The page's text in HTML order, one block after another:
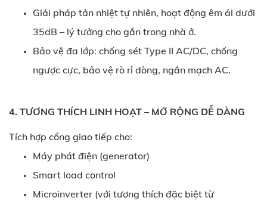
Giải pháp tản nhiệt tự nhiên, hoạt động êm ái dưới
35dB – lý tưởng cho gắn trong nhà ở.
Bảo vệ đa lớp: chống sét Type II AC/DC, chống
ngược cực, bảo vệ rò rỉ dòng, ngắn mạch AC.
4. TƯƠNG THÍCH LINH HOẠT – MỞ RỘNG DỄ DÀNG
Tích hợp cổng giao tiếp cho:
Máy phát điện (generator)
Smart load control
Microinverter (với tương thích đặc biệt từ